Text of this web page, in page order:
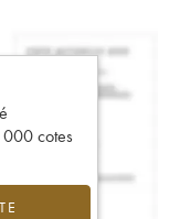
000 cotes